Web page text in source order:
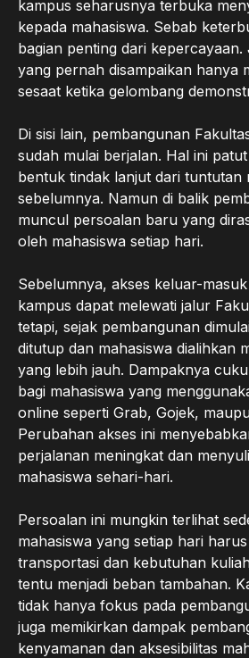
kampus seharusnya terbuka
kepada mahasiswa. Sebab
bagian penting dari kepercayaan.
yang pernah disampaikan hanya
sesaat ketika gelombang
Di sisi lain, pembangunan
sudah mulai berjalan. Hal ini
bentuk tindak lanjut dari tuntutan
sebelumnya. Namun di balik
muncul persoalan baru yang
oleh mahasiswa setiap hari.
Sebelumnya, akses keluar-
kampus dapat melewati jalur
tetapi, sejak pembangunan
ditutup dan mahasiswa dialihkan
yang lebih jauh. Dampaknya
bagi mahasiswa yang
online seperti Grab, Gojek,
Perubahan akses ini
perjalanan meningkat dan
mahasiswa sehari-hari.
Persoalan ini mungkin terlihat
mahasiswa yang setiap hari
transportasi dan kebutuhan
tentu menjadi beban tambahan.
tidak hanya fokus pada
juga memikirkan dampak
kenyamanan dan aksesibilitas